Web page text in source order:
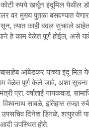
रुपये खर्चून इंदूमिल येथील
वर मुख्य पुतळा बसवण्यात
त्यात काही बदल सुचवले आहेत, ते
हे काम वेळेत पूर्ण होईल, असे
आंबेडकर यांच्या इंदू मिल
वेळेत पूर्ण केले जावे, अशा सूचना
प्रा. वर्षाताई गायकवाड,
विश्वनाथ साबळे, इतिहास
उपसचिव दिनेश डिंगळे,
उपस्थित होते.